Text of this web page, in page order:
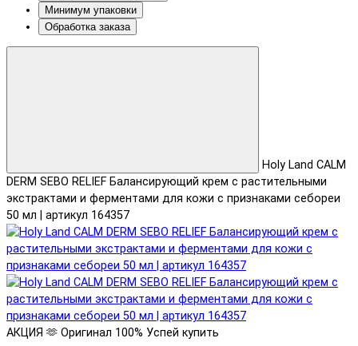
Минимум упаковки
Обработка заказа
Holy Land CALM
DERM SEBO RELIEF Балансирующий крем с растительными
экстрактами и ферментами для кожи с признаками себореи
50 мл | артикул 164357
АКЦИЯ 🫶 Оригинал 100% Успей купить